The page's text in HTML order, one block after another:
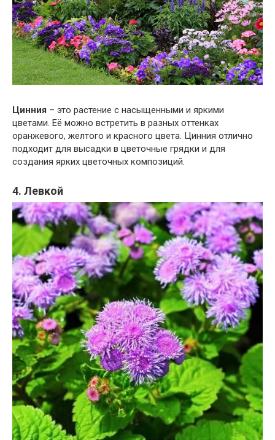
Цинния – это растение с насыщенными и яркими
цветами. Её можно встретить в разных оттенках
оранжевого, желтого и красного цвета. Цинния отлично
подходит для высадки в цветочные грядки и для
создания ярких цветочных композиций.
4. Левкой